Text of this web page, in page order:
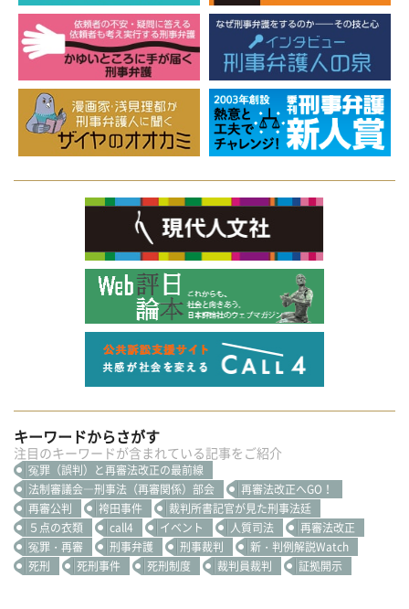
キーワードからさがす
注目のキーワードが含まれている記事をご紹介
冤罪（誤判）と再審法改正の最前線
法制審議会―刑事法（再審関係）部会
再審法改正へGO！
再審公判
袴田事件
裁判所書記官が見た刑事法廷
５点の衣類
call4 イベント 人質司法
再審法改正
冤罪・再審
刑事弁護 刑事裁判
新・判例解説Watch
死刑
死刑事件 死刑制度 裁判員裁判 証拠開示